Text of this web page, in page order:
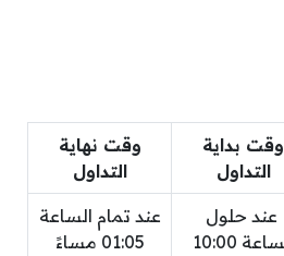
وقت بداية
التداول
وقت نهاية
التداول
عند حلول
الساعة 10:00
عند تمام الساعة
01:05 مساءً